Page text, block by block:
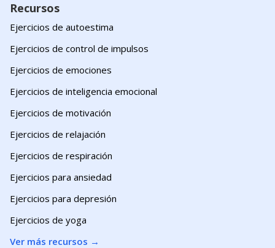
Recursos
Ejercicios de autoestima
Ejercicios de control de impulsos
Ejercicios de emociones
Ejercicios de inteligencia emocional
Ejercicios de motivación
Ejercicios de relajación
Ejercicios de respiración
Ejercicios para ansiedad
Ejercicios para depresión
Ejercicios de yoga
Ver más recursos →